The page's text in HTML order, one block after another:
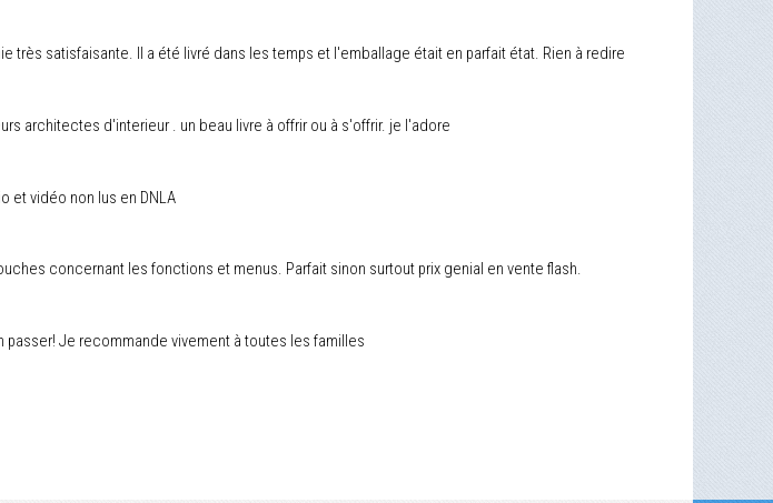
satisfaisante. Il a été livré dans les temps et l'emballage était en parfait état. Rien à redire
architectes d'interieur . un beau livre à offrir ou à s'offrir. je l'adore
et vidéo non lus en DNLA
concernant les fonctions et menus. Parfait sinon surtout prix genial en vente flash.
Je recommande vivement à toutes les familles